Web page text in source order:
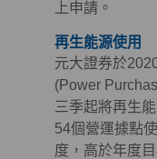
上申請。
再生能源使用
元大證券於
(Power
三季起將再生
54個營運據點
度，高於年度